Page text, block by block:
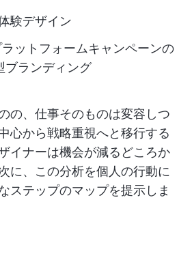
験デザイン
ットフォームキャンペーンの
ブランディング
の、仕事そのものは変容しつ
心から戦略重視へと移行する
イナーは機会が減るどころか
に、この分析を個人の行動に
ステップのマップを提示しま